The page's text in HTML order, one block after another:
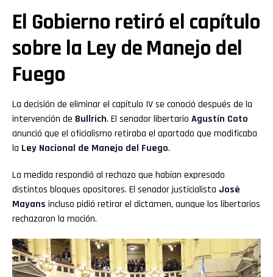
El Gobierno retiró el capítulo
sobre la Ley de Manejo del
Fuego
La decisión de eliminar el capítulo IV se conoció después de la
intervención de Bullrich. El senador libertario Agustín Coto
anunció que el oficialismo retiraba el apartado que modificaba
la Ley Nacional de Manejo del Fuego.
La medida respondió al rechazo que habían expresado
distintos bloques opositores. El senador justicialista José
Mayans incluso pidió retirar el dictamen, aunque los libertarios
rechazaron la moción.